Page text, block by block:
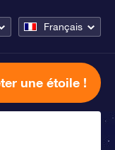
Français
une étoile !